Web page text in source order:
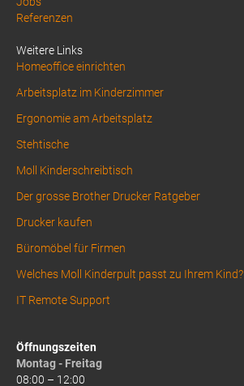
Footer
Referenzen
Weitere Links
Homeoffice einrichten
Arbeitsplatz im Kinderzimmer
Ergonomie am Arbeitsplatz
Stehtische
Moll Kinderschreibtisch
Der grosse Brother Drucker Ratgeber
Drucker kaufen
Büromöbel für Firmen
Welches Moll Kinderpult passt zu Ihrem Kind?
IT Remote Support
Öffnungszeiten
Montag - Freitag
08:00 – 12:00